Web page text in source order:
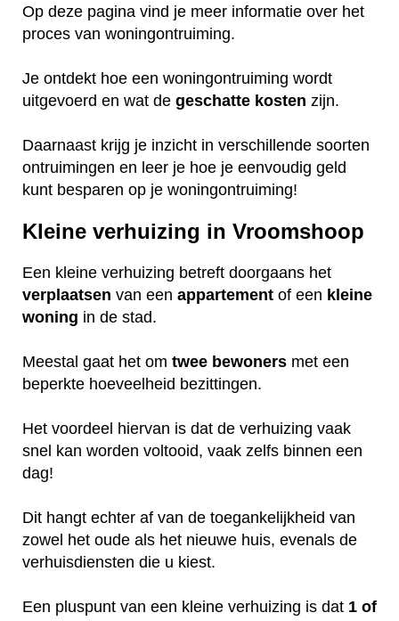
Op deze pagina vind je meer informatie over het
proces van woningontruiming.
Je ontdekt hoe een woningontruiming wordt
uitgevoerd en wat de geschatte kosten zijn.
Daarnaast krijg je inzicht in verschillende soorten
ontruimingen en leer je hoe je eenvoudig geld
kunt besparen op je woningontruiming!
Kleine verhuizing in Vroomshoop
Een kleine verhuizing betreft doorgaans het
verplaatsen van een appartement of een kleine
woning in de stad.
Meestal gaat het om twee bewoners met een
beperkte hoeveelheid bezittingen.
Het voordeel hiervan is dat de verhuizing vaak
snel kan worden voltooid, vaak zelfs binnen een
dag!
Dit hangt echter af van de toegankelijkheid van
zowel het oude als het nieuwe huis, evenals de
verhuisdiensten die u kiest.
Een pluspunt van een kleine verhuizing is dat 1 of